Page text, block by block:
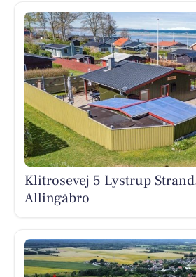
Klitrosevej 5 Lystrup
Allingåbro